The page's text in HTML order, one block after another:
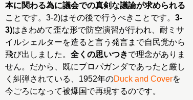
本に関わる為に議会での真剣な議論が求められる
ことです。3-2)はその後で行うべきことです。 3-
3)はきわめて歪な形で防空演習が行われ、耐ミサ
イルシェルターを造ると言う発言まで自民党から
飛び出しました。 全くの思いつきで理念がありま
せん。だから、既にプロパガンダであったと厳し
く糾弾されている、1952年のDuck and Coverを
今ごろになって被爆国で再現するのです。